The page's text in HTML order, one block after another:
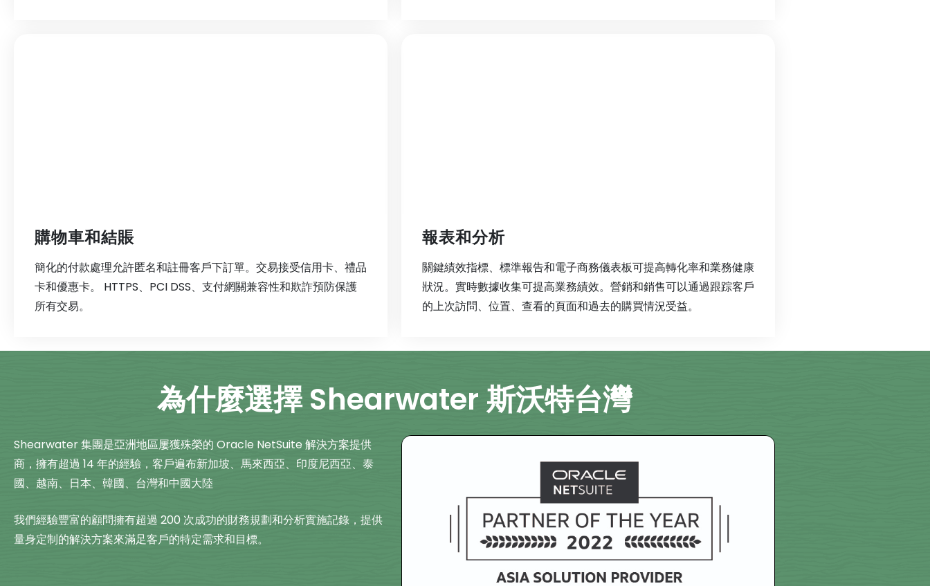
購物車和結賬
簡化的付款處理允許匿名和註冊客戶下訂單。交易接受信用卡、禮品
卡和優惠卡。 HTTPS、PCI DSS、支付網關兼容性和欺詐預防保護
所有交易。
報表和分析
關鍵績效指標、標準報告和電子商務儀表板可提高轉化率和業務健康
狀況。實時數據收集可提高業務績效。營銷和銷售可以通過跟踪客戶
的上次訪問、位置、查看的頁面和過去的購買情況受益。
為什麼選擇 Shearwater 斯沃特台灣
Shearwater 集團是亞洲地區屢獲殊榮的 Oracle NetSuite 解決方案提供
商，擁有超過 14 年的經驗，客戶遍布新加坡、馬來西亞、印度尼西亞、泰
國、越南、日本、韓國、台灣和中國大陸
我們經驗豐富的顧問擁有超過 200 次成功的財務規劃和分析實施記錄，提供
量身定制的解決方案來滿足客戶的特定需求和目標。